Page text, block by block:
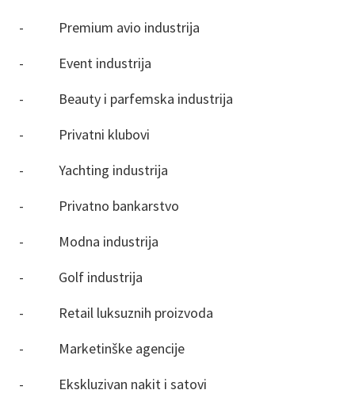
- Premium avio industrija
- Event industrija
- Beauty i parfemska industrija
- Privatni klubovi
- Yachting industrija
- Privatno bankarstvo
- Modna industrija
- Golf industrija
- Retail luksuznih proizvoda
- Marketinške agencije
- Ekskluzivan nakit i satovi